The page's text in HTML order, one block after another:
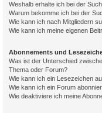
Weshalb erhalte ich bei der
Warum bekomme ich bei der
Wie kann ich nach Mitgliedern
Wie kann ich meine eigenen
Abonnements und
Was ist der Unterschied
Thema oder Forum?
Wie kann ich ein Lesezeichen
Wie kann ich ein Forum
Wie deaktiviere ich meine